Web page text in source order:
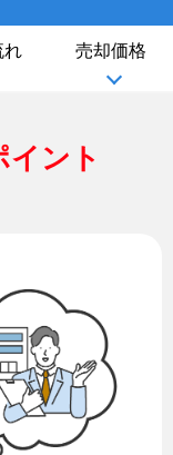
れ 売却価格
イント